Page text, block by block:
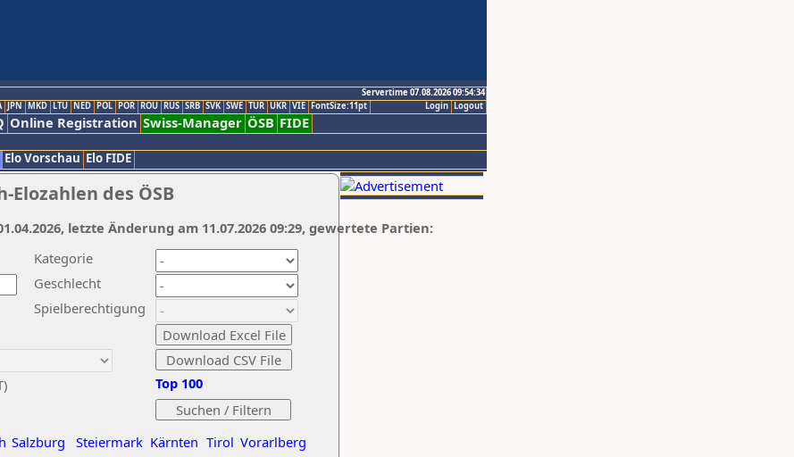
Servertime 07.08.2026 09:54:34
Logout
Login
JPN MKD LTU NED POL POR ROU RUS SRB SVK SWE TUR UKR VIE FontSize:11pt
Online Registration Swiss-Manager ÖSB FIDE
Elo Vorschau Elo FIDE
des ÖSB
Kategorie
Geschlecht
Spielberechtigung
Salzburg Steiermark Kärnten Tirol Vorarlberg
Top 100
letzte Änderung am 11.07.2026 09:29, gewertete Partien: